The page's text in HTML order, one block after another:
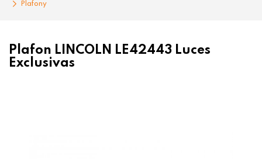
Plafony
Plafon LINCOLN LE42443 Luces
Exclusivas